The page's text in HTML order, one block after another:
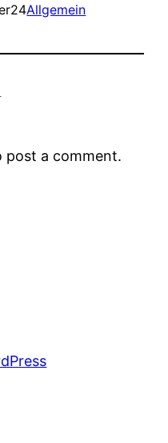
Allgemein
post a comment.